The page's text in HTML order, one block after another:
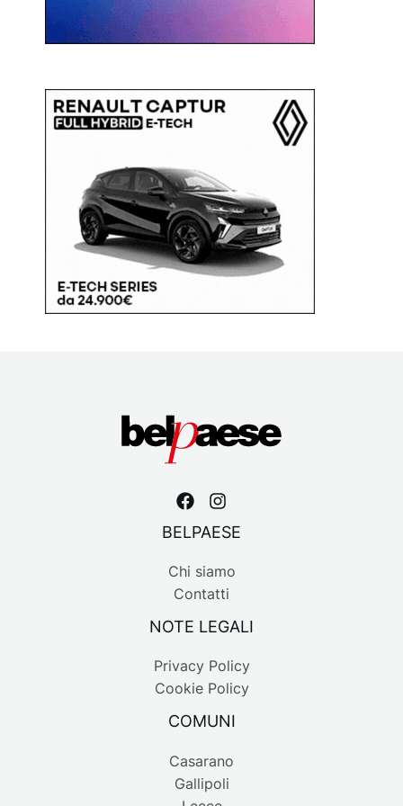
BELPAESE
Chi siamo
Contatti
NOTE LEGALI
Privacy Policy
Cookie Policy
COMUNI
Casarano
Gallipoli